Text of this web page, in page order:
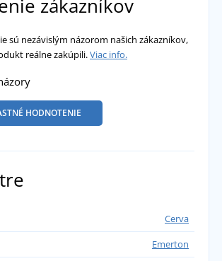
zákazníkov
sú nezávislým názorom našich zákazníkov,
reálne zakúpili.Viac info.
HODNOTENIE
Cerva
Emerton